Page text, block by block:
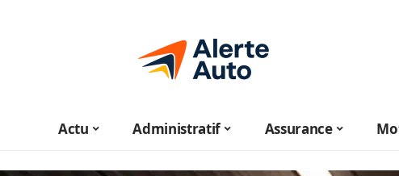
Actu Administratif Assurance